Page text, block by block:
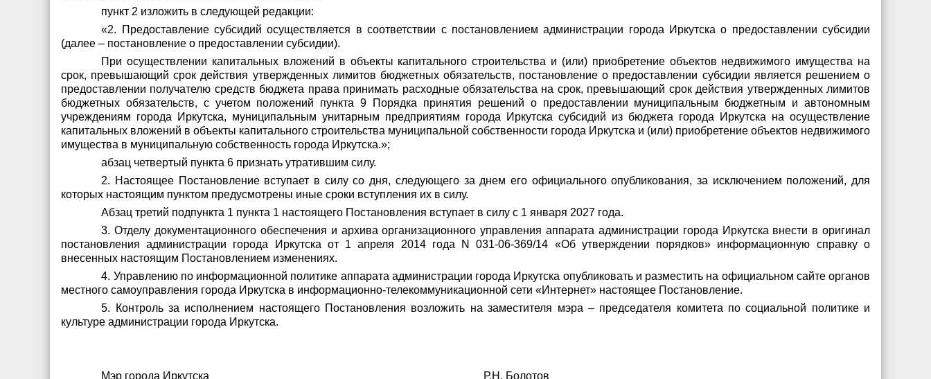
пункт 2 изложить в следующей редакции:
«2. Предоставление субсидий осуществляется в соответствии с постановлением администрации города Иркутска о предоставлении субсидии
(далее – постановление о предоставлении субсидии).
При осуществлении капитальных вложений в объекты капитального строительства и (или) приобретение объектов недвижимого имущества на
срок, превышающий срок действия утвержденных лимитов бюджетных обязательств, постановление о предоставлении субсидии является решением о
предоставлении получателю средств бюджета права принимать расходные обязательства на срок, превышающий срок действия утвержденных лимитов
бюджетных обязательств, с учетом положений пункта 9 Порядка принятия решений о предоставлении муниципальным бюджетным и автономным
учреждениям города Иркутска, муниципальным унитарным предприятиям города Иркутска субсидий из бюджета города Иркутска на осуществление
капитальных вложений в объекты капитального строительства муниципальной собственности города Иркутска и (или) приобретение объектов недвижимого
имущества в муниципальную собственность города Иркутска.»;
абзац четвертый пункта 6 признать утратившим силу.
2. Настоящее Постановление вступает в силу со дня, следующего за днем его официального опубликования, за исключением положений, для
которых настоящим пунктом предусмотрены иные сроки вступления их в силу.
Абзац третий подпункта 1 пункта 1 настоящего Постановления вступает в силу с 1 января 2027 года.
3. Отделу документационного обеспечения и архива организационного управления аппарата администрации города Иркутска внести в оригинал
постановления администрации города Иркутска от 1 апреля 2014 года N 031-06-369/14 «Об утверждении порядков» информационную справку о
внесенных настоящим Постановлением изменениях.
4. Управлению по информационной политике аппарата администрации города Иркутска опубликовать и разместить на официальном сайте органов
местного самоуправления города Иркутска в информационно-телекоммуникационной сети «Интернет» настоящее Постановление.
5. Контроль за исполнением настоящего Постановления возложить на заместителя мэра – председателя комитета по социальной политике и
культуре администрации города Иркутска.
Мэр города Иркутска Р.Н. Болотов